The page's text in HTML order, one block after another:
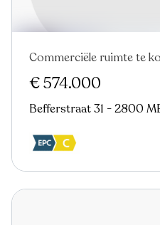
Commerciële ruimte te
€ 574.000
Befferstraat 31 - 2800